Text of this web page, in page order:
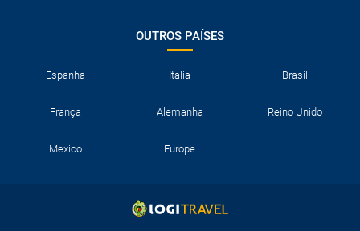
OUTROS PAÍSES
Espanha Italia Brasil
França Alemanha Reino Unido
Mexico Europe